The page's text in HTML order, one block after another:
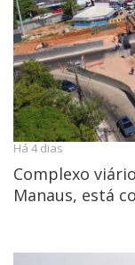
Há 4 dias
Complexo
Manaus, está